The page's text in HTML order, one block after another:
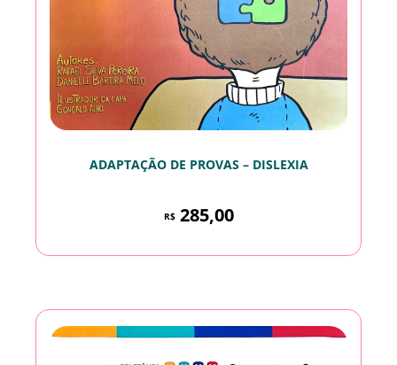
ADAPTAÇÃO DE PROVAS – DISLEXIA
R$285,00